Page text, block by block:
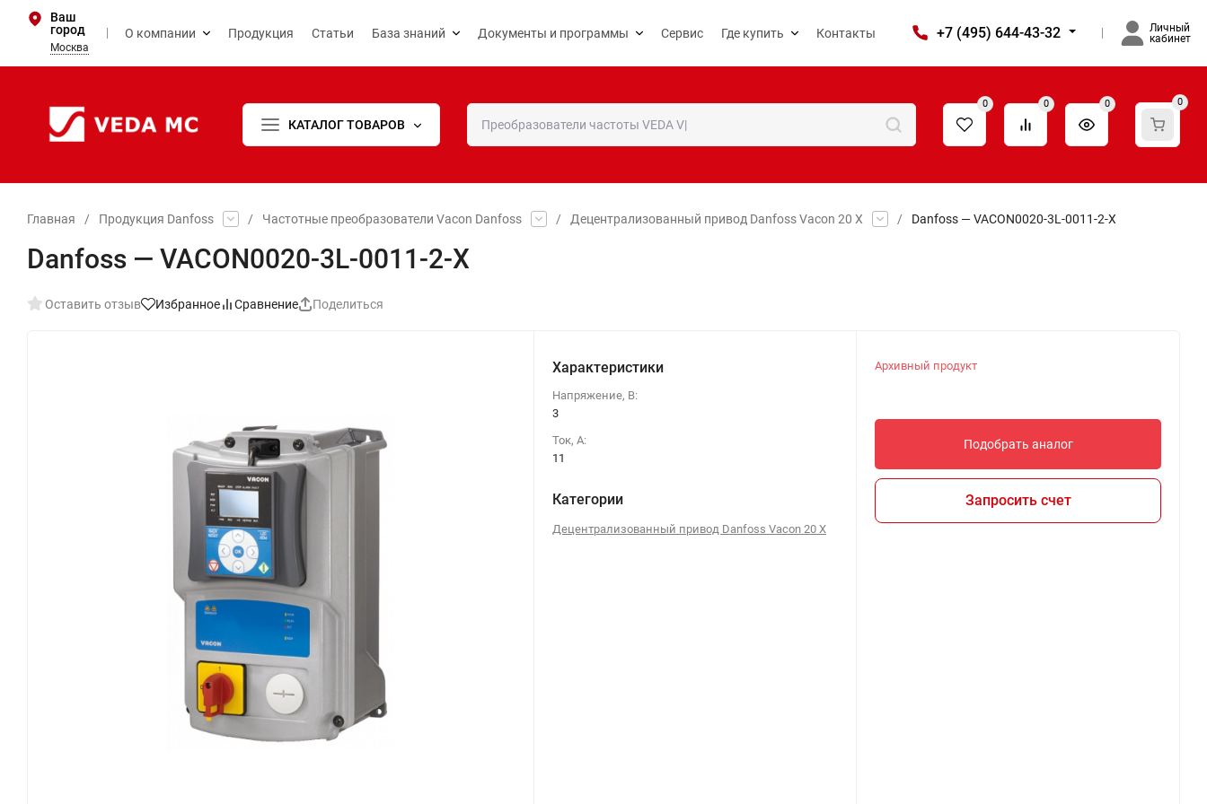
Ваш
город
Москва
О компании Продукция Статьи База знаний Документы и программы Сервис Где купить Контакты +7 (495) 644-43-32
Личный
кабинет
КАТАЛОГ ТОВАРОВ
0 0 0 0
Главная / Продукция Danfoss / Частотные преобразователи Vacon Danfoss / Децентрализованный привод Danfoss Vacon 20 X / Danfoss — VACON0020-3L-0011-2-X
Danfoss — VACON0020-3L-0011-2-X
Оставить отзыв Избранное Сравнение Поделиться
Характеристики
Напряжение, В:
3
Ток, А:
11
Категории
Децентрализованный привод Danfoss Vacon 20 X
Архивный продукт
Подобрать аналог
Запросить счет